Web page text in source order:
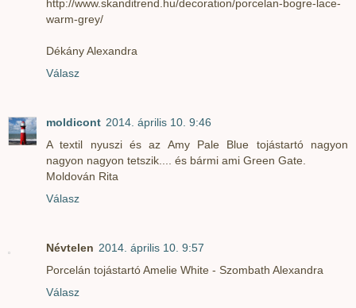
http://www.skanditrend.hu/decoration/porcelan-bogre-lace-
warm-grey/
Dékány Alexandra
Válasz
moldicont 2014. április 10. 9:46
A textil nyuszi és az Amy Pale Blue tojástartó nagyon
nagyon nagyon tetszik.... és bármi ami Green Gate.
Moldován Rita
Válasz
Névtelen 2014. április 10. 9:57
Porcelán tojástartó Amelie White - Szombath Alexandra
Válasz